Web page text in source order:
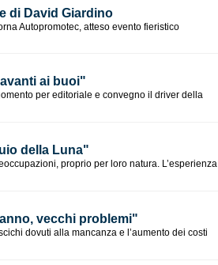
di David Giardino
Autopromotec, atteso evento fieristico
ai buoi"
per editoriale e convegno il driver della
della Luna"
proprio per loro natura. L’esperienza
vecchi problemi"
dovuti alla mancanza e l’aumento dei costi